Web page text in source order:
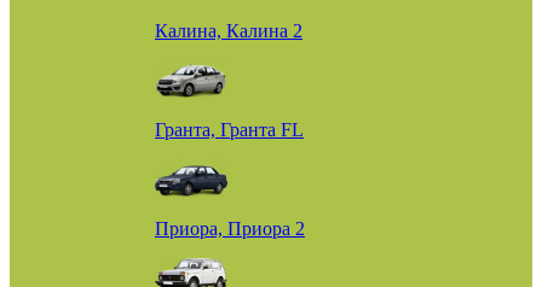
Калина, Калина 2
Гранта, Гранта FL
Приора, Приора 2